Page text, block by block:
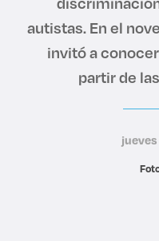
Derecho
Prepa ITESO
autistas. En el
invitó a
partir de